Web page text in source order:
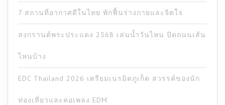
7 สถานที่อากาศดีในไทย พักฟื้นร่างกายและจิตใจ
สงกรานต์พระประแดง 2568 เล่นน้ำวันไหน ปิดถนนเส้น
ไหนบ้าง
EDC Thailand 2026 เตรียมเนรมิตภูเก็ต สวรรค์ของนัก
ท่องเที่ยวและคอเพลง EDM